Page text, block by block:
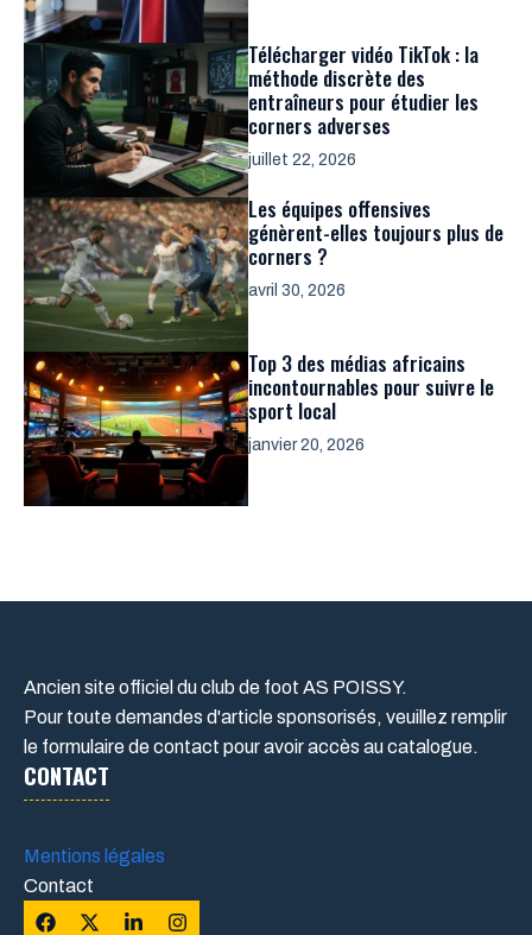
Télécharger vidéo TikTok : la
méthode discrète des
entraîneurs pour étudier les
corners adverses
juillet 22, 2026
Les équipes offensives
génèrent-elles toujours plus de
corners ?
avril 30, 2026
Top 3 des médias africains
incontournables pour suivre le
sport local
janvier 20, 2026
Ancien site officiel du club de foot AS POISSY.
Pour toute demandes d'article sponsorisés, veuillez remplir
le formulaire de contact pour avoir accès au catalogue.
CONTACT
Mentions légales
Contact